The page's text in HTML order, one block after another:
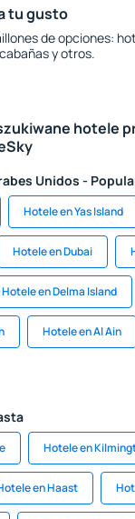
tu gusto
de opciones:
y otros.
hotele
Unidos -
Hotele en Yas Island
Hotele en Dubai
Hotele en Delma Island
Hotele en Al Ain
Hotele en
en Haast